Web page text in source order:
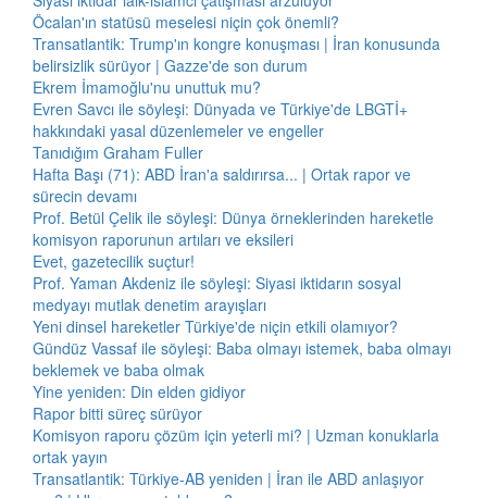
Öcalan'ın statüsü meselesi niçin çok önemli?
Transatlantik: Trump'ın kongre konuşması | İran konusunda
belirsizlik sürüyor | Gazze'de son durum
Ekrem İmamoğlu'nu unuttuk mu?
Evren Savcı ile söyleşi: Dünyada ve Türkiye'de LBGTİ+
hakkındaki yasal düzenlemeler ve engeller
Tanıdığım Graham Fuller
Hafta Başı (71): ABD İran'a saldırırsa... | Ortak rapor ve
sürecin devamı
Prof. Betül Çelik ile söyleşi: Dünya örneklerinden hareketle
komisyon raporunun artıları ve eksileri
Evet, gazetecilik suçtur!
Prof. Yaman Akdeniz ile söyleşi: Siyasi iktidarın sosyal
medyayı mutlak denetim arayışları
Yeni dinsel hareketler Türkiye'de niçin etkili olamıyor?
Gündüz Vassaf ile söyleşi: Baba olmayı istemek, baba olmayı
beklemek ve baba olmak
Yine yeniden: Din elden gidiyor
Rapor bitti süreç sürüyor
Komisyon raporu çözüm için yeterli mi? | Uzman konuklarla
ortak yayın
Transatlantik: Türkiye-AB yeniden | İran ile ABD anlaşıyor